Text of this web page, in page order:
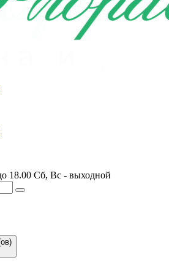
18.00 Сб, Вс - выходной